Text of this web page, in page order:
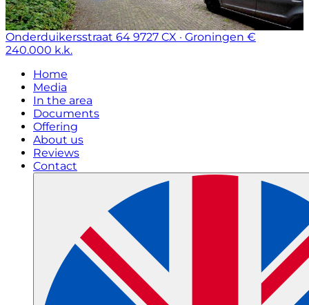
Onderduikersstraat 64 9727 CX · Groningen €
240.000 k.k.
Home
Media
In the area
Documents
Offering
About us
Reviews
Contact